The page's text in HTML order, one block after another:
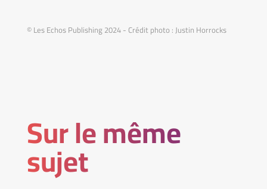
© Les Echos Publishing 2024 - Crédit photo : Justin Horrocks
Sur le même
sujet